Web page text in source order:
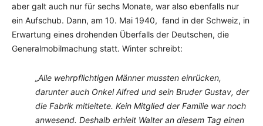
aber galt auch nur für sechs Monate, war also ebenfalls nur
ein Aufschub. Dann, am 10. Mai 1940, fand in der Schweiz, in
Erwartung eines drohenden Überfalls der Deutschen, die
Generalmobilmachung statt. Winter schreibt:
„Alle wehrpflichtigen Männer mussten einrücken,
darunter auch Onkel Alfred und sein Bruder Gustav, der
die Fabrik mitleitete. Kein Mitglied der Familie war noch
anwesend. Deshalb erhielt Walter an diesem Tag einen